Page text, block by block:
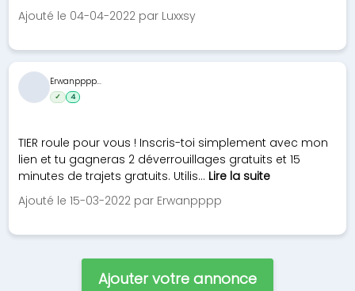
Ajouté le 04-04-2022 par Luxxsy
TIER roule pour vous ! Inscris-toi simplement avec mon
lien et tu gagneras 2 déverrouillages gratuits et 15
minutes de trajets gratuits. Utilis... Lire la suite
Ajouté le 15-03-2022 par Erwanpppp
Erwanpppp...
✓ 4
Ajouter votre annonce